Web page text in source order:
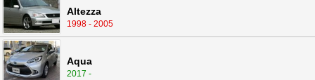
Altezza
1998 - 2005
Aqua
2017 -